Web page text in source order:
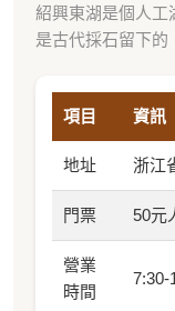
紹興東湖是個人工
是古代採石留下的
項目 資訊
地址 浙江
門票 50元
營業
時間
7:30-